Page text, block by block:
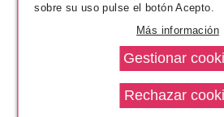
PACO
sobre su uso pulse el botón Acepto.
Más información